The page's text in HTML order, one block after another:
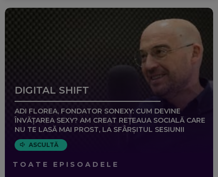
DIGITAL SHIFT
ADI FLOREA, FONDATOR SONEXY: CUM DEVINE
ÎNVĂȚAREA SEXY? AM CREAT REȚEAUA SOCIALĂ CARE
NU TE LASĂ MAI PROST, LA SFÂRȘITUL SESIUNII
ASCULTĂ
TOATE EPISOADELE